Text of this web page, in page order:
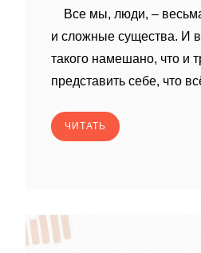
Все мы, люди, –
и сложные существа. И
такого намешано, что и
представить себе, что
ЧИТАТЬ